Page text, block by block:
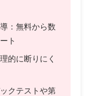
：無料から数
ト
的に断りにく
クテストや第